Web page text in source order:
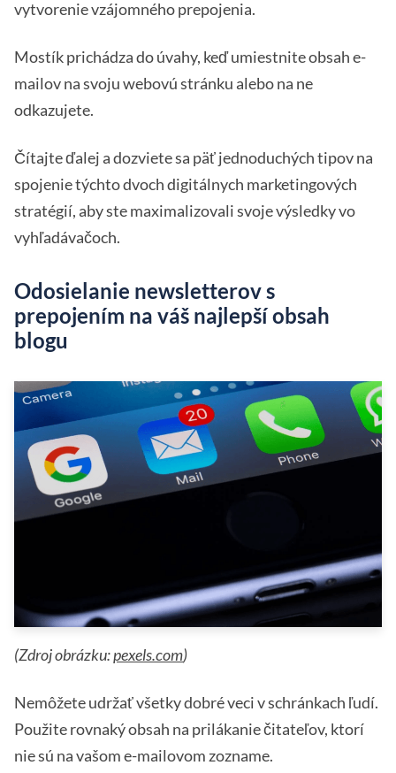
vytvorenie vzájomného prepojenia.
Mostík prichádza do úvahy, keď umiestnite obsah e-
mailov na svoju webovú stránku alebo na ne
odkazujete.
Čítajte ďalej a dozviete sa päť jednoduchých tipov na
spojenie týchto dvoch digitálnych marketingových
stratégií, aby ste maximalizovali svoje výsledky vo
vyhľadávačoch.
Odosielanie newsletterov s
prepojením na váš najlepší obsah
blogu
(Zdroj obrázku:pexels.com)
Nemôžete udržať všetky dobré veci v schránkach ľudí.
Použite rovnaký obsah na prilákanie čitateľov, ktorí
nie sú na vašom e-mailovom zozname.